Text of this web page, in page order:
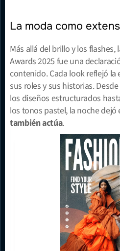
La moda como
Más allá del brillo y los
Awards 2025 fue una
contenido. Cada look reflejó la
sus roles y sus historias.
los diseños estructurados
los tonos pastel, la noche dejó
también actúa.